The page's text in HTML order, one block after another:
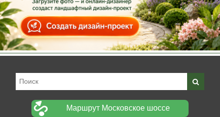
Маршрут Московское шоссе